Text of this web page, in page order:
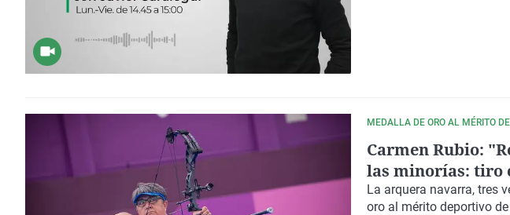
MEDALLA DE ORO AL MÉRITO
Carmen Rubio:
las minorías: tiro
mujer y veterana"
La arquera navarra, tres
oro al mérito deportivo